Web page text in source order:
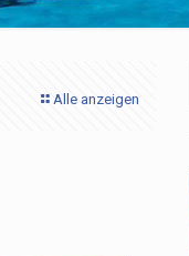
Alle anzeigen